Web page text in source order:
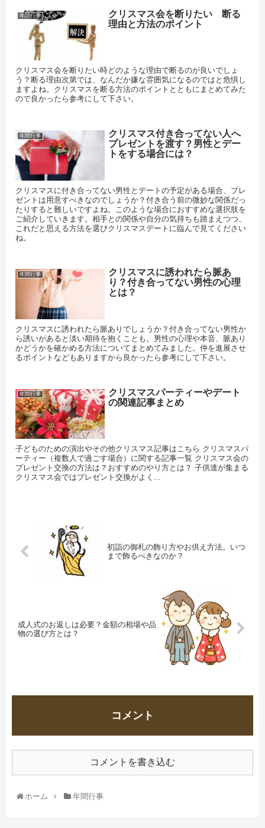
年間行事
クリスマス会を断りたい 断る
理由と方法のポイント
クリスマス会を断りたい時どのような理由で断るのが良いでしょ
う？断る理由次第では、なんだか嫌な雰囲気になるのではと危惧し
ますよね。クリスマスを断る方法のポイントとともにまとめてみた
ので良かったら参考にして下さい。
年間行事
クリスマス付き合ってない人へ
プレゼントを渡す？男性とデー
トをする場合には？
クリスマスに付き合ってない男性とデートの予定がある場合、プレ
ゼントは用意すべきなのでしょうか？付き合う前の微妙な関係だっ
たりすると難しいですよね。このような場合におすすめな選択肢を
ご紹介していきます。相手との関係や自分の気持ちも踏まえつつ、
これだと思える方法を選びクリスマスデートに臨んで見てください
ね。
年間行事
クリスマスに誘われたら脈あ
り？付き合ってない男性の心理
とは？
クリスマスに誘われたら脈ありでしょうか？付き合ってない男性か
ら誘いがあると淡い期待を抱くことも。男性の心理や本音、脈あり
かどうかを確かめる方法についてまとめてみました。仲を進展させ
るポイントなどもありますから良かったら参考にして下さい。
年間行事
クリスマスパーティーやデート
の関連記事まとめ
子どものための演出やその他クリスマス記事はこちら クリスマスパ
ーティー（複数人で過ごす場合）に関する記事一覧 クリスマス会の
プレゼント交換の方法は？おすすめのやり方とは？ 子供達が集まる
クリスマス会ではプレゼント交換がよく...
初詣の御札の飾り方やお供え方法。いつ
まで飾るべきなのか？
成人式のお返しは必要？金額の相場や品
物の選び方とは？
コメント
コメントを書き込む
ホーム 年間行事